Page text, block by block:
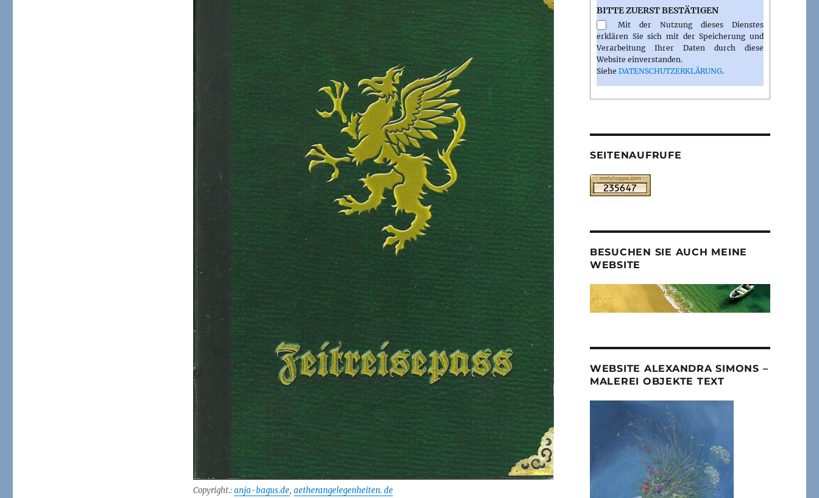
Copyright.:anja-bagus.de, aetherangelegenheiten. de
BITTE ZUERST BESTÄTIGEN
Mit der Nutzung dieses Dienstes
erklären Sie sich mit der Speicherung und
Verarbeitung Ihrer Daten durch diese
Website einverstanden.
Siehe DATENSCHUTZERKLÄRUNG.
SEITENAUFRUFE
BESUCHEN SIE AUCH MEINE
WEBSITE
WEBSITE ALEXANDRA SIMONS –
MALEREI OBJEKTE TEXT